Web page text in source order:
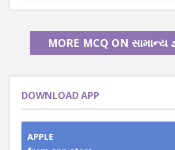
MORE MCQ ON સામાન્ય
DOWNLOAD APP
APPLE